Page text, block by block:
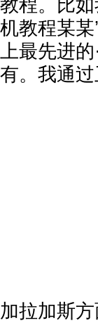
教程。比
机教程某
上最先进的
有。我通过
加拉加斯